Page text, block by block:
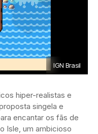
IGN Brasil
hiper-realistas e
singela e
encantar os fãs de
Isle, um ambicioso